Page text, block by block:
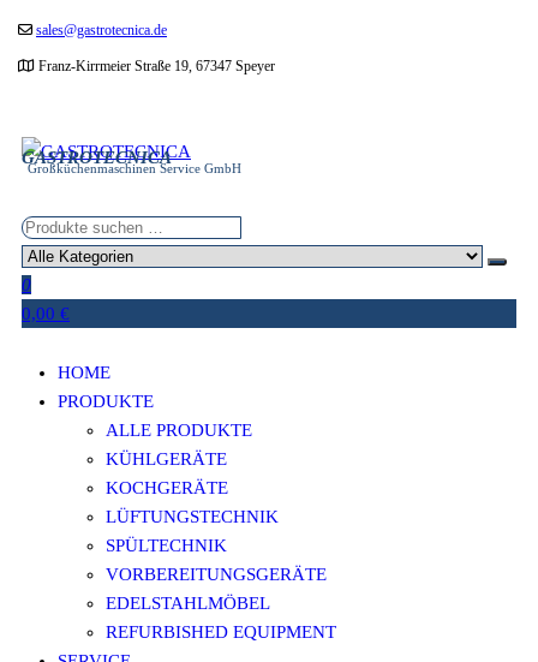
Zumsales@gastrotecnica.de
Franz-Kirrmeier Straße 19, 67347 Speyer
GASTROTECNICA
Großküchenmaschinen Service GmbH
0
0,00 €
HOME
PRODUKTE
ALLE PRODUKTE
KÜHLGERÄTE
KOCHGERÄTE
LÜFTUNGSTECHNIK
SPÜLTECHNIK
VORBEREITUNGSGERÄTE
EDELSTAHLMÖBEL
REFURBISHED EQUIPMENT